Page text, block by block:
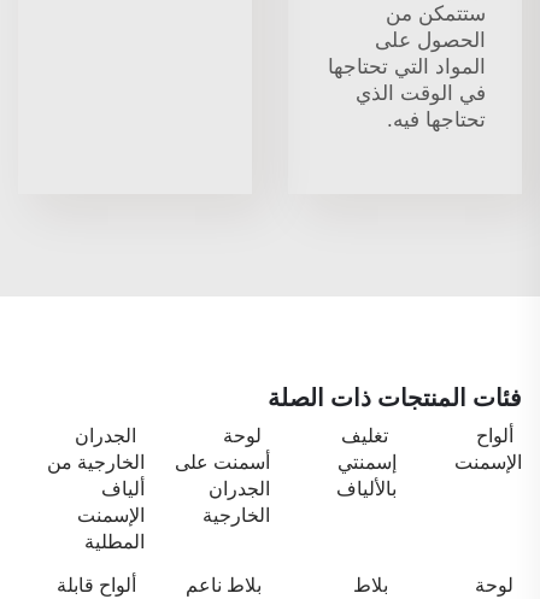
ستتمكن من
الحصول على
المواد التي تحتاجها
في الوقت الذي
تحتاجها فيه.
فئات المنتجات ذات الصلة
ألواح
الإسمنت
تغليف
إسمنتي
بالألياف
لوحة
أسمنت على
الجدران
الخارجية
الجدران
الخارجية من
ألياف
الإسمنت
المطلية
لوحة
بلاط
بلاط ناعم
ألواح قابلة